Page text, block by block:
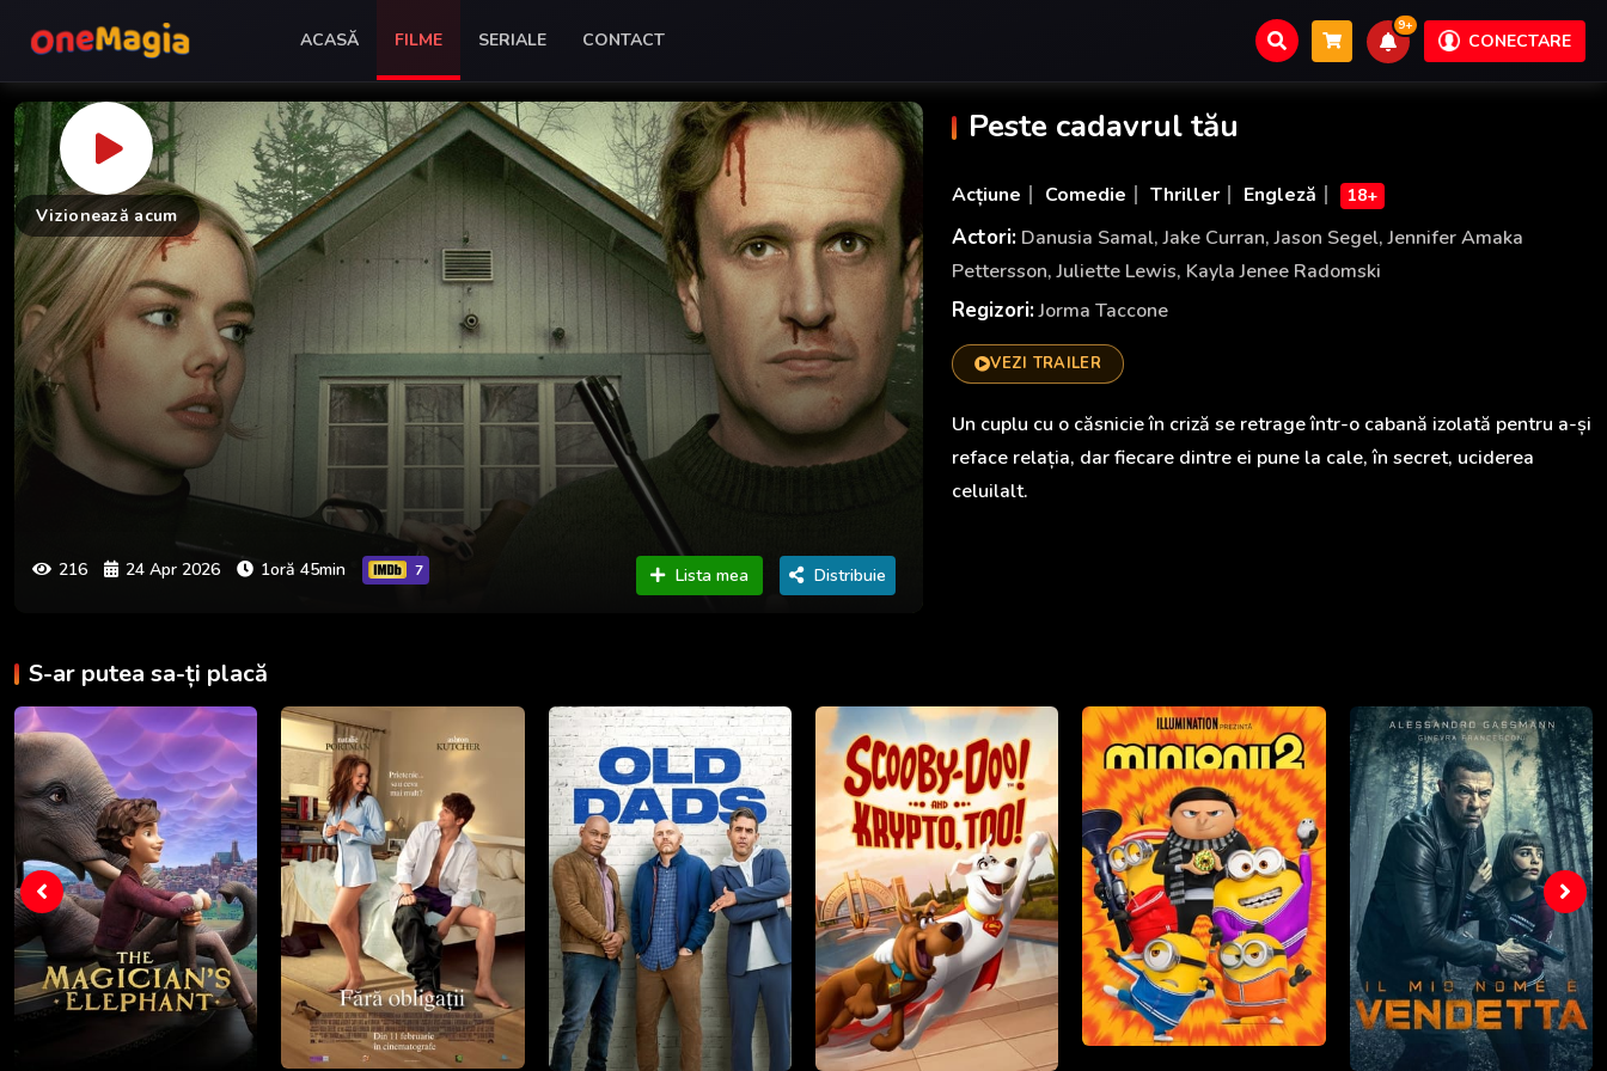
ACASĂ FILME SERIALE CONTACT
9+
CONECTARE
Vizionează acum
216 24 Apr 2026 1oră 45min 7 Lista mea Distribuie
Peste cadavrul tău
Acțiune Comedie Thriller Engleză 18+
Actori: Danusia Samal,Jake Curran,Jason Segel,Jennifer Amaka
Pettersson,Juliette Lewis, Kayla Jenee Radomski
Regizori:Jorma Taccone
VEZI TRAILER
Un cuplu cu o căsnicie în criză se retrage într-o cabană izolată pentru a-și
reface relația, dar fiecare dintre ei pune la cale, în secret, uciderea
celuilalt.
S-ar putea sa-ți placă